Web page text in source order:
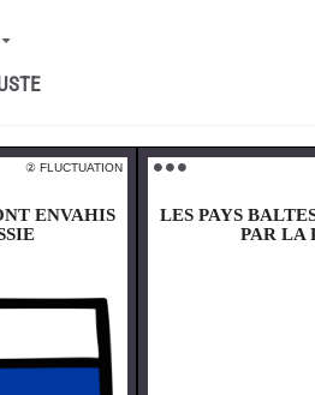
② FLUCTUATION
ENVAHIS
⚫️ ⚫️ ⚫️
LES PAYS
PAR LA